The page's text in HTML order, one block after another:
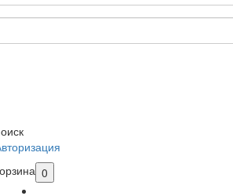
0